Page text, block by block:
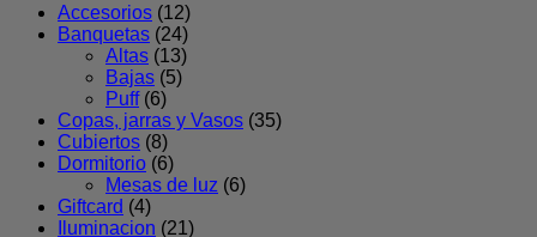
Accesorios (12)
Banquetas (24)
Altas (13)
Bajas (5)
Puff (6)
Copas, jarras y Vasos (35)
Cubiertos (8)
Dormitorio (6)
Mesas de luz (6)
Giftcard (4)
Iluminacion (21)